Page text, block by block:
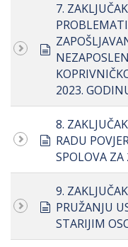
document
7.
2023.
document
8.
RADU
SPOLOVA
document
9.
PRUŽANJU
STARIJIM